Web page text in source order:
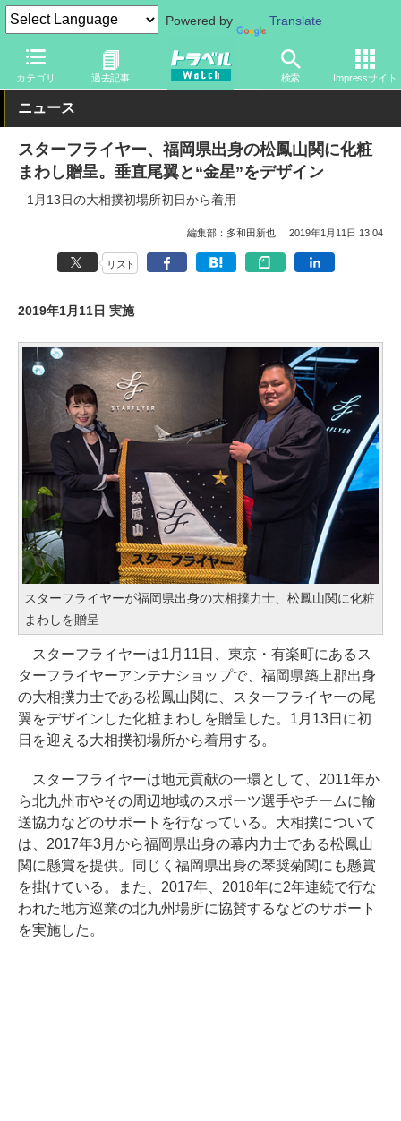
Powered by Translate
カテゴリ 過去記事 検索 Impressサイト
トラベル Watch 地域 国内旅行 九州
ニュース
スターフライヤー、福岡県出身の松鳳山関に化粧
まわし贈呈。垂直尾翼と“金星”をデザイン
1月13日の大相撲初場所初日から着用
編集部：多和田新也 2019年1月11日 13:04
リスト
2019年1月11日 実施
スターフライヤーが福岡県出身の大相撲力士、松鳳山関に化粧
まわしを贈呈
スターフライヤーは1月11日、東京・有楽町にあるス
ターフライヤーアンテナショップで、福岡県築上郡出身
の大相撲力士である松鳳山関に、スターフライヤーの尾
翼をデザインした化粧まわしを贈呈した。1月13日に初
日を迎える大相撲初場所から着用する。
スターフライヤーは地元貢献の一環として、2011年か
ら北九州市やその周辺地域のスポーツ選手やチームに輸
送協力などのサポートを行なっている。大相撲について
は、2017年3月から福岡県出身の幕内力士である松鳳山
関に懸賞を提供。同じく福岡県出身の琴奨菊関にも懸賞
を掛けている。また、2017年、2018年に2年連続で行な
われた地方巡業の北九州場所に協賛するなどのサポート
を実施した。